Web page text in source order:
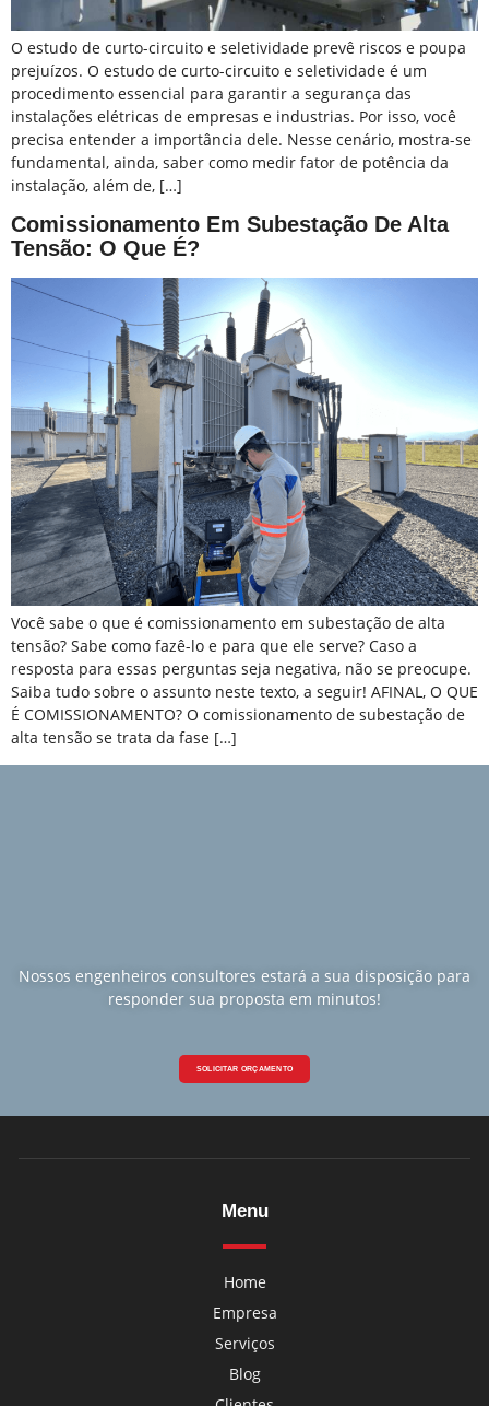
O estudo de curto-circuito e seletividade prevê riscos e poupa
prejuízos. O estudo de curto-circuito e seletividade é um
procedimento essencial para garantir a segurança das
instalações elétricas de empresas e industrias. Por isso, você
precisa entender a importância dele. Nesse cenário, mostra-se
fundamental, ainda, saber como medir fator de potência da
instalação, além de, […]
Comissionamento Em Subestação De Alta
Tensão: O Que É?
Você sabe o que é comissionamento em subestação de alta
tensão? Sabe como fazê-lo e para que ele serve? Caso a
resposta para essas perguntas seja negativa, não se preocupe.
Saiba tudo sobre o assunto neste texto, a seguir! AFINAL, O QUE
É COMISSIONAMENTO? O comissionamento de subestação de
alta tensão se trata da fase […]
Nossos engenheiros consultores estará a sua disposição para
responder sua proposta em minutos!
SOLICITAR ORÇAMENTO
Menu
Home
Empresa
Serviços
Blog